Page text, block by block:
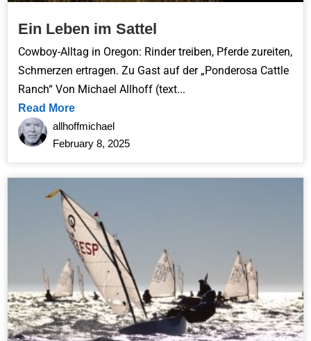
Ein Leben im Sattel
Cowboy-Alltag in Oregon: Rinder treiben, Pferde zureiten,
Schmerzen ertragen. Zu Gast auf der „Ponderosa Cattle
Ranch“ Von Michael Allhoff (text...
Read More
allhoffmichael
February 8, 2025